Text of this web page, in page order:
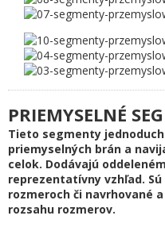
PRIEMYSELNÉ
Tieto segmenty
priemyselných brán a
celok. Dodávajú
reprezentatívny vzhľad.
rozmeroch či navrhované
rozsahu rozmerov.